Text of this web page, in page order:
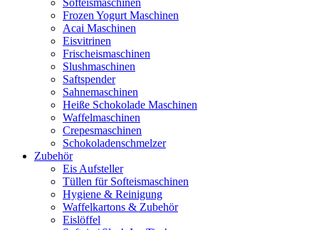
Softeismaschinen
Frozen Yogurt Maschinen
Acai Maschinen
Eisvitrinen
Frischeismaschinen
Slushmaschinen
Saftspender
Sahnemaschinen
Heiße Schokolade Maschinen
Waffelmaschinen
Crepesmaschinen
Schokoladenschmelzer
Zubehör
Eis Aufsteller
Tüllen für Softeismaschinen
Hygiene & Reinigung
Waffelkartons & Zubehör
Eislöffel